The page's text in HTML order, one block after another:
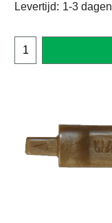
Levertijd: 1-3 dagen